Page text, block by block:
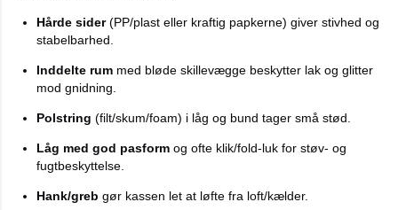
Hårde sider(PP/plast eller kraftig papkerne) giver stivhed og
stabelbarhed.
Inddelte rum med bløde skillevægge beskytter lak og glitter
mod gnidning.
Polstring (filt/skum/foam) i låg og bund tager små stød.
Låg med god pasform og ofte klik/fold-luk for støv- og
fugtbeskyttelse.
Hank/greb gør kassen let at løfte fra loft/kælder.